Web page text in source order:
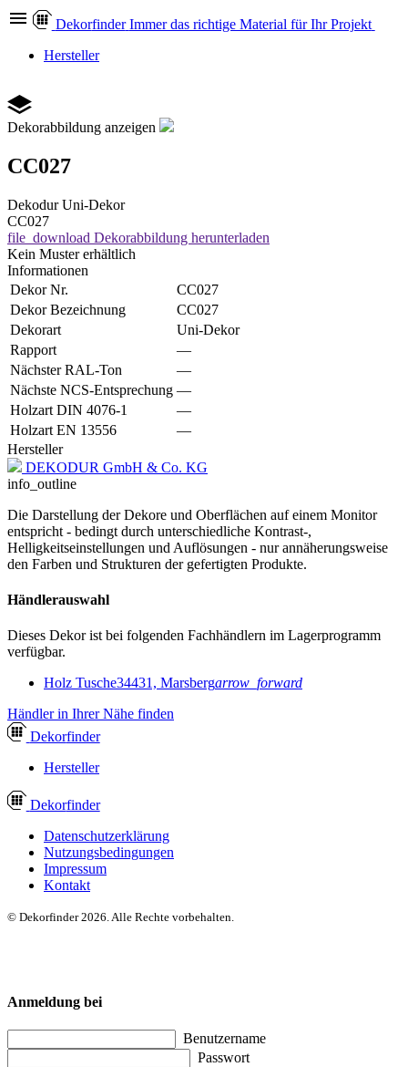
Dekorfinder Immer das richtige Material für Ihr Projekt
Hersteller
Dekorabbildung anzeigen
CC027
Dekodur Uni-Dekor
CC027
file_download Dekorabbildung herunterladen
Kein Muster erhältlich
Informationen
Dekor Nr.
CC027
Dekor Bezeichnung
CC027
Dekorart
Uni-Dekor
Rapport
—
Nächster RAL-Ton
—
Nächste NCS-Entsprechung —
Holzart DIN 4076-1
—
Holzart EN 13556
—
Hersteller
DEKODUR GmbH & Co. KG
info_outline
Die Darstellung der Dekore und Oberflächen auf einem Monitor
entspricht - bedingt durch unterschiedliche Kontrast-,
Helligkeitseinstellungen und Auflösungen - nur annäherungsweise
den Farben und Strukturen der gefertigten Produkte.
Händlerauswahl
Dieses Dekor ist bei folgenden Fachhändlern im Lagerprogramm
verfügbar.
Holz Tusche34431, Marsbergarrow_forward
Händler in Ihrer Nähe finden
Dekorfinder
Hersteller
Dekorfinder
Datenschutzerklärung
Nutzungsbedingungen
Impressum
Kontakt
© Dekorfinder 2026. Alle Rechte vorbehalten.
Anmeldung bei
Benutzername
Passwort